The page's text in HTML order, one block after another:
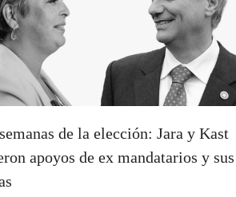
de la elección: Jara y Kast
apoyos de ex mandatarios y sus